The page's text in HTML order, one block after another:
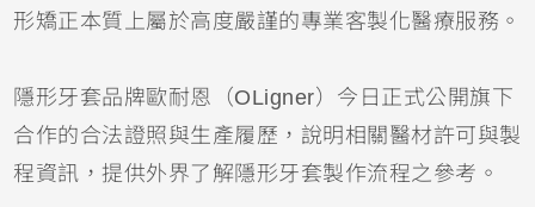
形矯正本質上屬於高度嚴謹的專業客製化醫療服務。
隱形牙套品牌歐耐恩（OLigner）今日正式公開旗下
合作的合法證照與生產履歷，說明相關醫材許可與製
程資訊，提供外界了解隱形牙套製作流程之參考。